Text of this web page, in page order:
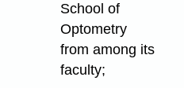
School of
Optometry
from among its
faculty;